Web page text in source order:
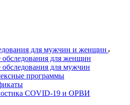
для мужчин и женщин
для женщин
для мужчин
программы
COVID-19 и ОРВИ